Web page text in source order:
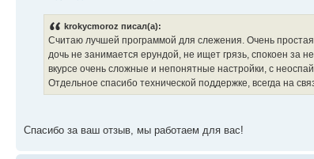
krokycmoroz писал(а):
Считаю лучшей программой для слежения. Очень
дочь не занимается ерундой, не ищет грязь, спокоен за
вкурсе очень сложные и непонятные настройки, с
Отдельное спасибо технической поддержке, всегда на
Спасибо за ваш отзыв, мы работаем для вас!